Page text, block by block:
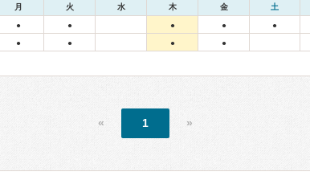
月 火 水 木 金 土
● ● ● ● ●
● ● ● ●
« 1 »